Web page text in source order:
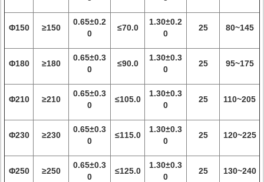
Φ150 ≥150
0.65±0.2
0
≤70.0
1.30±0.2
0
25 80~145
Φ180 ≥180
0.65±0.3
0
≤90.0
1.30±0.3
0
25 95~175
Φ210 ≥210
0.65±0.3
0
≤105.0
1.30±0.3
0
25 110~205
Φ230 ≥230
0.65±0.3
0
≤115.0
1.30±0.3
0
25 120~225
Φ250 ≥250
0.65±0.3
0
≤125.0
1.30±0.3
0
25 130~240